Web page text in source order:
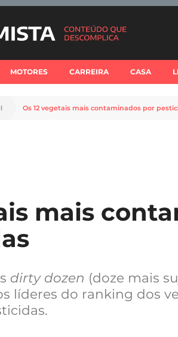
MOTORES CARREIRA CASA
Os 12 vegetais mais contaminados por
mais
dirty dozen (doze mais
líderes do ranking dos